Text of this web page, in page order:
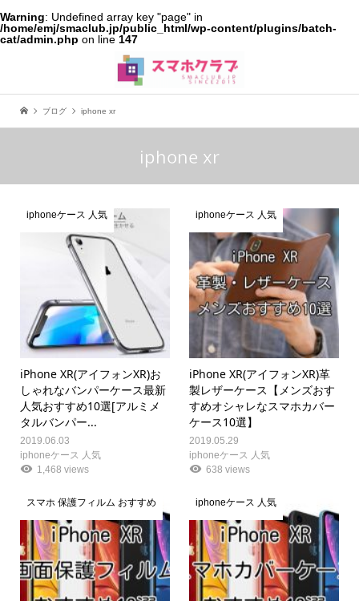
Warning: Undefined array key "page" in
/home/emj/smaclub.jp/public_html/wp-content/plugins/batch-
cat/admin.php on line 147
ブログ iphone xr
iphone xr
iphoneケース 人気
iPhone XR(アイフォンXR)お
しゃれなバンパーケース最新
人気おすすめ10選[アルミメ
タルバンパー...
2019.06.03
iphoneケース 人気
1,468 views
iphoneケース 人気
iPhone XR(アイフォンXR)革
製レザーケース【メンズおす
すめオシャレなスマホカバー
ケース10選】
2019.05.29
iphoneケース 人気
638 views
スマホ 保護フィルム おすすめ iphoneケース 人気